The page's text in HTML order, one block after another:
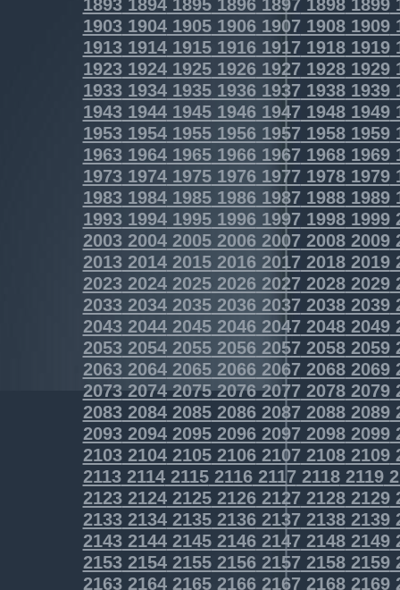
1903190419051906190719081909
1913191419151916191719181919
1923192419251926192719281929
1933193419351936193719381939
1943194419451946194719481949
1953195419551956195719581959
1963196419651966196719681969
1973197419751976197719781979
1983198419851986198719881989
1993199419951996199719981999
2003200420052006200720082009
2013201420152016201720182019
2023202420252026202720282029
2033203420352036203720382039
2043204420452046204720482049
2053205420552056205720582059
2063206420652066206720682069
2073207420752076207720782079
2083208420852086208720882089
2093209420952096209720982099
2103210421052106210721082109
2113211421152116211721182119
2123212421252126212721282129
2133213421352136213721382139
2143214421452146214721482149
2153215421552156215721582159
2163216421652166216721682169